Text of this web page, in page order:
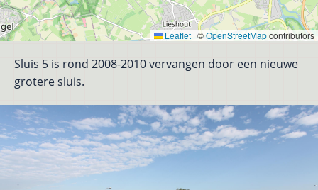
Leaflet | ©OpenStreetMapcontributors
Sluis 5 is rond 2008-2010 vervangen door een nieuwe
grotere sluis.